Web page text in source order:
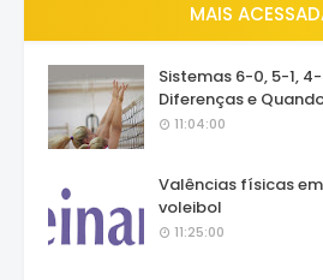
MAIS
Sistemas 6-0, 5-1,
Diferenças e
11:04:00
Valências físicas
voleibol
11:25:00